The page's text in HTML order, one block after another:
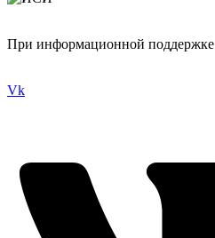
При информационной поддержке
Vk